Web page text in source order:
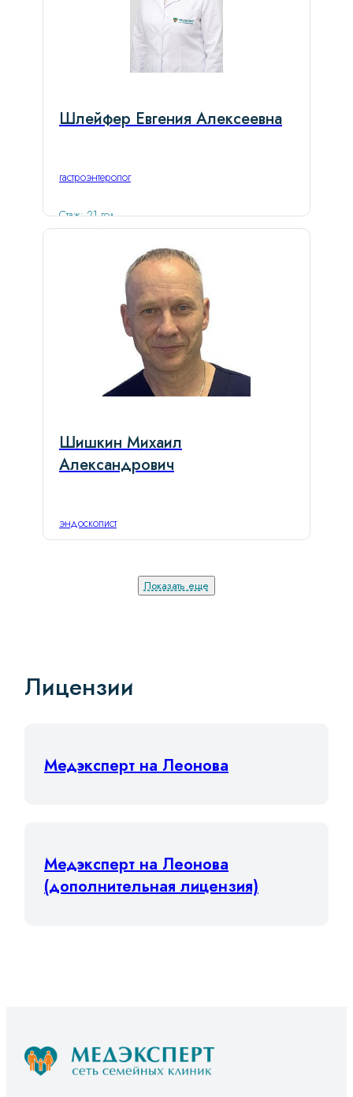
Шлейфер Евгения Алексеевна
гастроэнтеролог
Стаж: 21 год
Шишкин Михаил
Александрович
эндоскопист
Показать еще
Лицензии
Медэксперт на Леонова
Медэксперт на Леонова
(дополнительная лицензия)